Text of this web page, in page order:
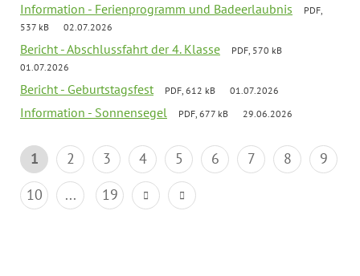
Information - Ferienprogramm und Badeerlaubnis
PDF,
537 kB
02.07.2026
Bericht - Abschlussfahrt der 4. Klasse
PDF, 570 kB
01.07.2026
Bericht - Geburtstagsfest PDF, 612 kB 01.07.2026
Information - Sonnensegel PDF, 677 kB 29.06.2026
1 2 3 4 5 6 7 8
9
10
... 19